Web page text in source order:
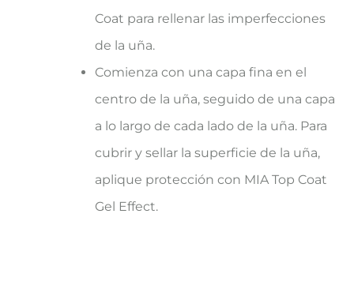
Coat para rellenar las imperfecciones
de la uña.
Comienza con una capa fina en el
centro de la uña, seguido de una capa
a lo largo de cada lado de la uña. Para
cubrir y sellar la superficie de la uña,
aplique protección con MIA Top Coat
Gel Effect.